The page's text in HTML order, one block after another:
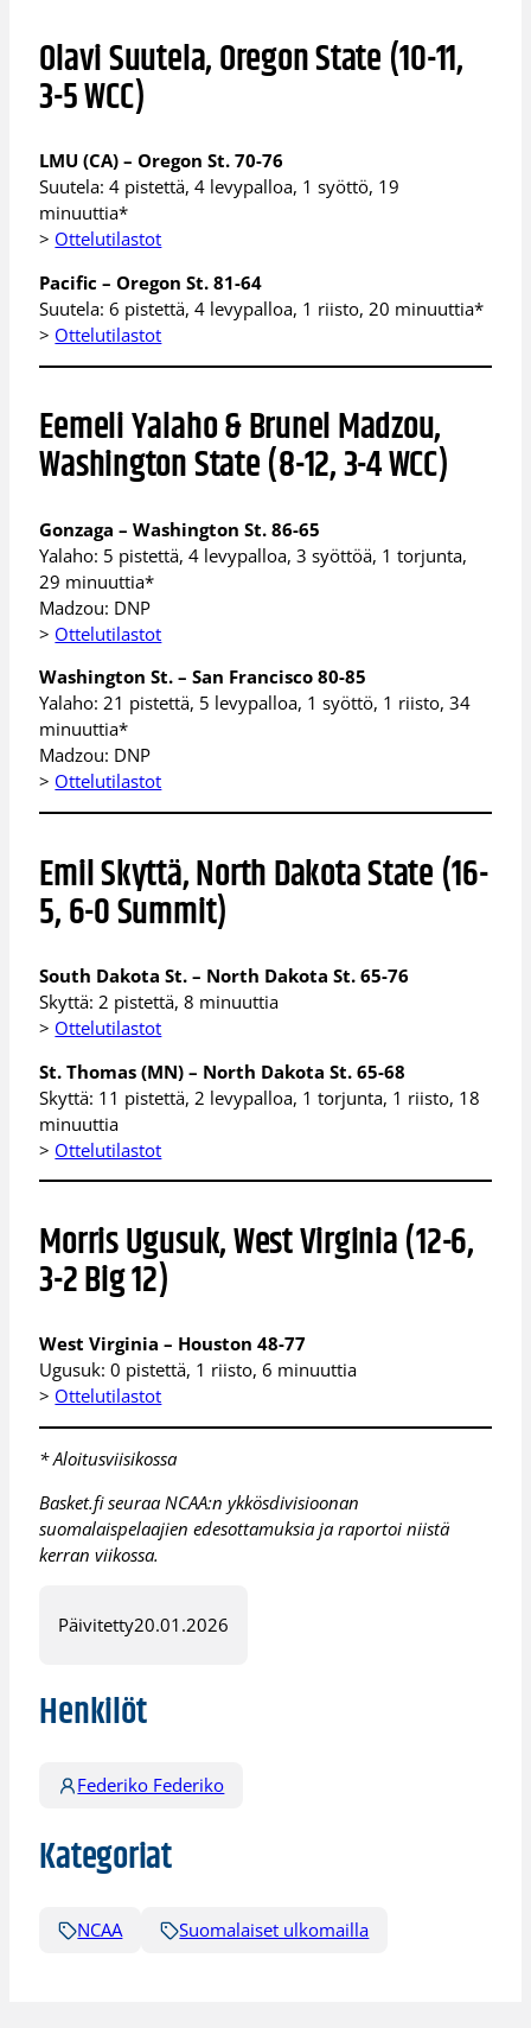
Olavi Suutela, Oregon State (10-11,
3-5 WCC)
LMU (CA) – Oregon St. 70-76
Suutela: 4 pistettä, 4 levypalloa, 1 syöttö, 19
minuuttia*
> Ottelutilastot
Pacific – Oregon St. 81-64
Suutela: 6 pistettä, 4 levypalloa, 1 riisto, 20 minuuttia*
> Ottelutilastot
Eemeli Yalaho & Brunel Madzou,
Washington State (8-12, 3-4 WCC)
Gonzaga – Washington St. 86-65
Yalaho: 5 pistettä, 4 levypalloa, 3 syöttöä, 1 torjunta,
29 minuuttia*
Madzou: DNP
> Ottelutilastot
Washington St. – San Francisco 80-85
Yalaho: 21 pistettä, 5 levypalloa, 1 syöttö, 1 riisto, 34
minuuttia*
Madzou: DNP
> Ottelutilastot
Emil Skyttä, North Dakota State (16-
5, 6-0 Summit)
South Dakota St. – North Dakota St. 65-76
Skyttä: 2 pistettä, 8 minuuttia
> Ottelutilastot
St. Thomas (MN) – North Dakota St. 65-68
Skyttä: 11 pistettä, 2 levypalloa, 1 torjunta, 1 riisto, 18
minuuttia
> Ottelutilastot
Morris Ugusuk, West Virginia (12-6,
3-2 Big 12)
West Virginia – Houston 48-77
Ugusuk: 0 pistettä, 1 riisto, 6 minuuttia
> Ottelutilastot
* Aloitusviisikossa
Basket.fi seuraa NCAA:n ykkösdivisioonan
suomalaispelaajien edesottamuksia ja raportoi niistä
kerran viikossa.
Päivitetty20.01.2026
Henkilöt
Federiko Federiko
Kategoriat
NCAA Suomalaiset ulkomailla